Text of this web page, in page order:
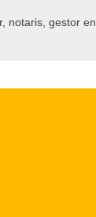
notaris, gestor